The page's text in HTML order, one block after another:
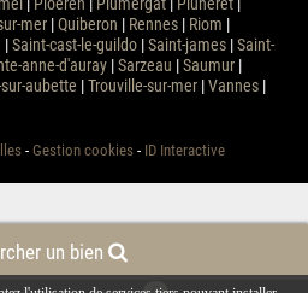
un bien
| Ploeren | Plumergat| Pluneret|
mer|Quiberon | Rennes| Riom |
|Saint-cast-le-guildo|Saint-james|Saint-
anne-d'auray|Sarzeau |Saumur|
aubette |Trouville-sur-mer|Vannes|
- Gestion cookies - ID Interactive